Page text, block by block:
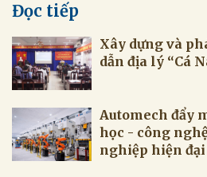
Đọc tiếp
Xây dựng và
dẫn địa lý “Cá
Automech đẩy
học - công
nghiệp hiện đại